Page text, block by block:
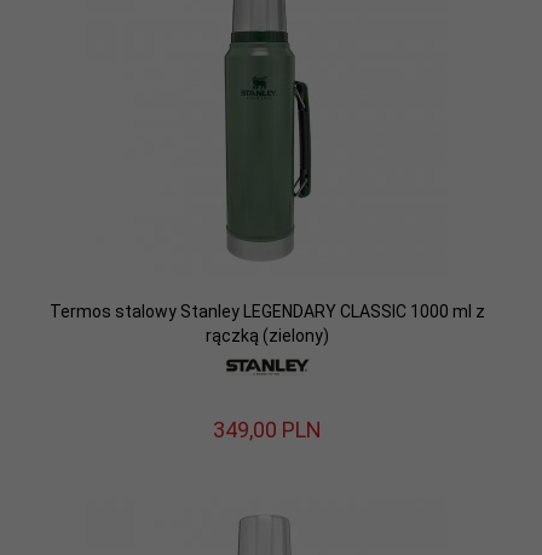
Termos stalowy Stanley LEGENDARY CLASSIC 1000 ml z
rączką (zielony)
349,00 PLN